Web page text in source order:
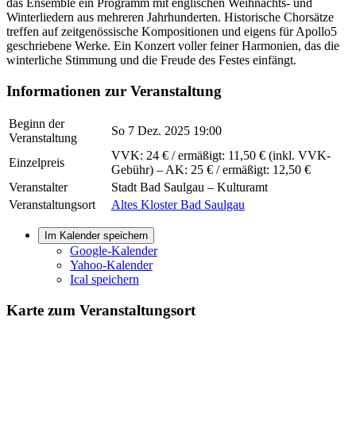
Winterliedern aus mehreren Jahrhunderten. Historische Chorsätze
treffen auf zeitgenössische Kompositionen und eigens für Apollo5
geschriebene Werke. Ein Konzert voller feiner Harmonien, das die
winterliche Stimmung und die Freude des Festes einfängt.
Informationen zur Veranstaltung
Beginn der
Veranstaltung
So 7 Dez. 2025 19:00
Einzelpreis
VVK: 24 € / ermäßigt: 11,50 € (inkl. VVK-
Gebühr) – AK: 25 € / ermäßigt: 12,50 €
Veranstalter
Stadt Bad Saulgau – Kulturamt
Veranstaltungsort
Altes Kloster Bad Saulgau
Im Kalender speichern
Google-Kalender
Yahoo-Kalender
Ical speichern
Karte zum Veranstaltungsort